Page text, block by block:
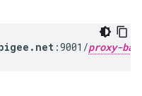
:9001/proxy-